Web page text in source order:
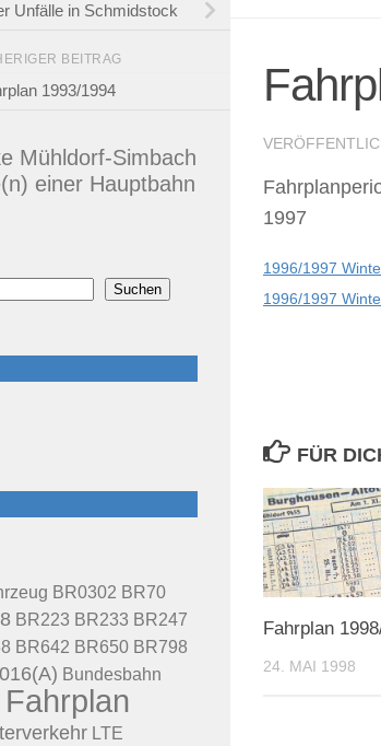
1997
1996/1997
1996/1997
FÜR
Fahrplan
24. MAI 1998
Unfälle in Schmidstock
BEITRAG
1993/1994
Mühldorf-Simbach
einer Hauptbahn
Suchen
BR0302 BR70
BR223 BR233 BR247
BR642 BR650 BR798
Bundesbahn
Fahrplan
LTE